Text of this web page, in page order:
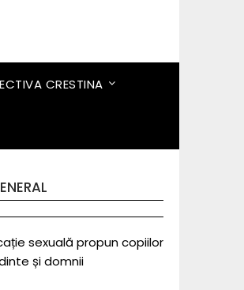
CRESTINA
sexuală propun copiilor
și domnii